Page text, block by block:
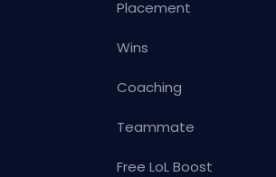
Placement
Wins
Coaching
Teammate
Free LoL Boost